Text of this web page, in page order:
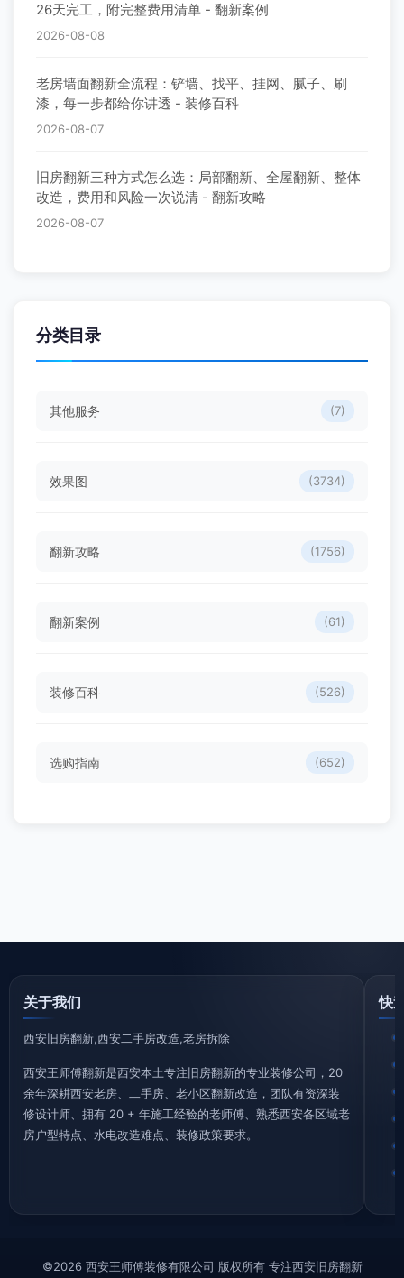
26天完工，附完整费用清单 - 翻新案例
2026-08-08
老房墙面翻新全流程：铲墙、找平、挂网、腻子、刷
漆，每一步都给你讲透 - 装修百科
2026-08-07
旧房翻新三种方式怎么选：局部翻新、全屋翻新、整体
改造，费用和风险一次说清 - 翻新攻略
2026-08-07
分类目录
其他服务 (7)
效果图 (3734)
翻新攻略 (1756)
翻新案例 (61)
装修百科 (526)
选购指南 (652)
关于我们
西安旧房翻新,西安二手房改造,老房拆除
西安王师傅翻新是西安本土专注旧房翻新的专业装修公司，20
余年深耕西安老房、二手房、老小区翻新改造，团队有资深装
修设计师、拥有 20 + 年施工经验的老师傅、熟悉西安各区域老
房户型特点、水电改造难点、装修政策要求。
快
©2026 西安王师傅装修有限公司 版权所有 专注西安旧房翻新